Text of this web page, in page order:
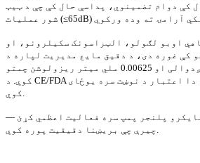
کې دوام تضمینوي، پداسې حال کې چې د ټیټ
اوبو لګولو، الټراسونک سکیلرونو، او
کې غوره دی، د دقیق مایع مدیریت لپاره د
12.5 ملي میتر سټروک اوږدوالی او 0.00625 ملي میتر ریزولوشن چمتو
کوي. د CE/FDA تصدیق لخوا ملاتړ شوی، دا اعتبار د نوښت سره یوځای
کوي.
۲۸۰ موټرو مایکرو پلنجر پمپ سره فعالیت اعظمي کړئ —
چیرې چې بریښنا دقیقیت پوره کوي.